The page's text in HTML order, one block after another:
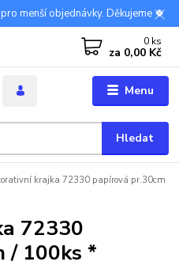
menší objednávky. Děkujeme 🍀
Menu
Hledat
0 ks
za 0,00 Kč
krajka 72330 papírová pr.30cm
72330
/ 100ks *